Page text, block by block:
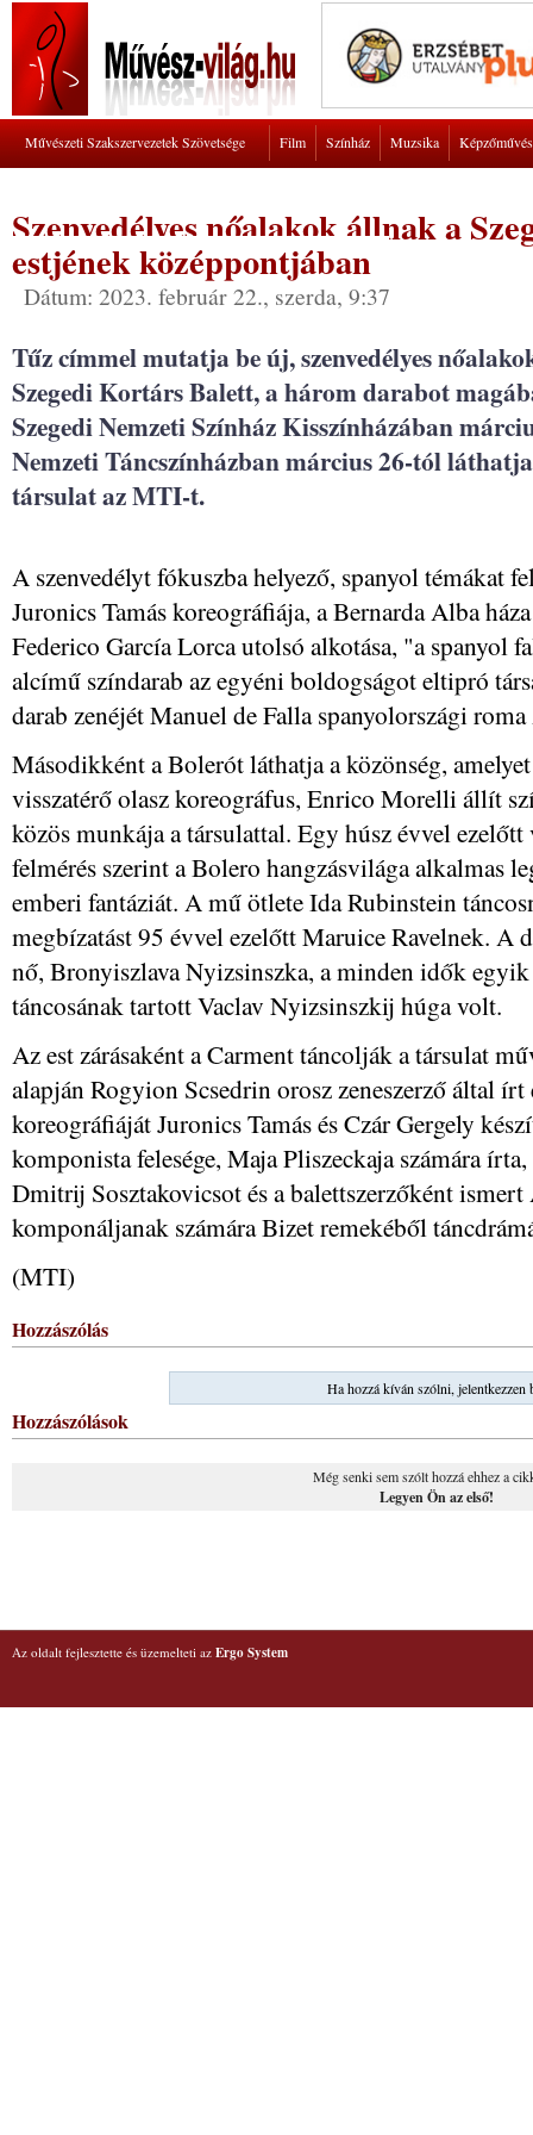
Művészeti Szakszervezetek Szövetsége Film Színház Muzsika
Szenvedélyes nőalakok állnak a
estjének középpontjában
Dátum: 2023. február 22., szerda, 9:37
Tűz címmel mutatja be új, szenvedélyes
Szegedi Kortárs Balett, a három darabot
Szegedi Nemzeti Színház Kisszínházában
Nemzeti Táncszínházban március 26-tól
társulat az MTI-t.
A szenvedélyt fókuszba helyező, spanyol témákat
Juronics Tamás koreográfiája, a Bernarda Alba
Federico García Lorca utolsó alkotása, "a spanyol
alcímű színdarab az egyéni boldogságot eltipró
darab zenéjét Manuel de Falla spanyolországi
Másodikként a Bolerót láthatja a közönség, amelyet
visszatérő olasz koreográfus, Enrico Morelli állít
közös munkája a társulattal. Egy húsz évvel
felmérés szerint a Bolero hangzásvilága alkalmas
emberi fantáziát. A mű ötlete Ida Rubinstein
megbízatást 95 évvel ezelőtt Maruice Ravelnek. A
nő, Bronyiszlava Nyizsinszka, a minden idők
táncosának tartott Vaclav Nyizsinszkij húga volt.
Az est zárásaként a Carment táncolják a társulat
alapján Rogyion Scsedrin orosz zeneszerző által írt
koreográfiáját Juronics Tamás és Czár Gergely
komponista felesége, Maja Pliszeckaja számára
Dmitrij Sosztakovicsot és a balettszerzőként
komponáljanak számára Bizet remekéből
(MTI)
Hozzászólás
Ha hozzá kíván szólni, jelentkezzen
Hozzászólások
Még senki sem szólt hozzá ehhez a
Legyen Ön az első!
Az oldalt fejlesztette és üzemelteti az Ergo System